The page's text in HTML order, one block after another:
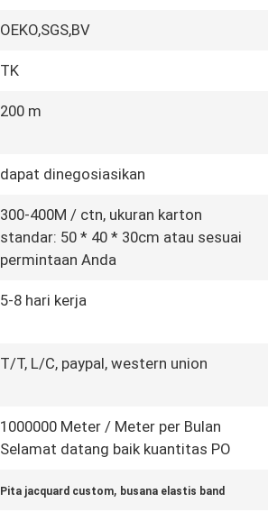
OEKO,SGS,BV
TK
200 m
dapat dinegosiasikan
300-400M / ctn, ukuran karton
standar: 50 * 40 * 30cm atau sesuai
permintaan Anda
5-8 hari kerja
T/T, L/C, paypal, western union
1000000 Meter / Meter per Bulan
Selamat datang baik kuantitas PO
Pita jacquard custom, busana elastis band